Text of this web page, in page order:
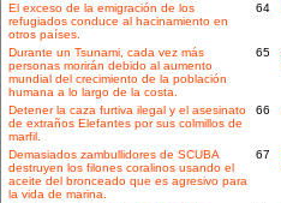
El exceso de la emigración de los
refugiados conduce al hacinamiento en
otros países.
64
Durante un Tsunami, cada vez más
personas morirán debido al aumento
mundial del crecimiento de la población
humana a lo largo de la costa.
65
Detener la caza furtiva ilegal y el asesinato
de extraños Elefantes por sus colmillos de
marfil.
66
Demasiados zambullidores de SCUBA
destruyen los filones coralinos usando el
aceite del bronceado que es agresivo para
la vida de marina.
67